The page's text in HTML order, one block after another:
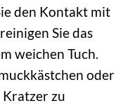
den Kontakt mit
Sie das
weichen Tuch.
oder
Kratzer zu